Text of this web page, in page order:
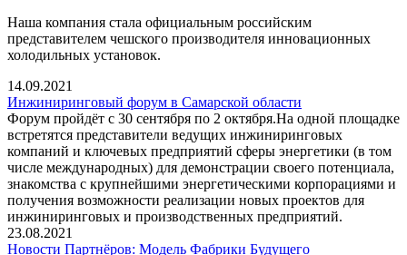
Наша компания стала официальным российским
представителем чешского производителя инновационных
холодильных установок.
14.09.2021
Инжиниринговый форум в Самарской области
Форум пройдёт с 30 сентября по 2 октября.На одной площадке
встретятся представители ведущих инжиниринговых
компаний и ключевых предприятий сферы энергетики (в том
числе международных) для демонстрации своего потенциала,
знакомства с крупнейшими энергетическими корпорациями и
получения возможности реализации новых проектов для
инжиниринговых и производственных предприятий.
23.08.2021
Новости Партнёров: Модель Фабрики Будущего